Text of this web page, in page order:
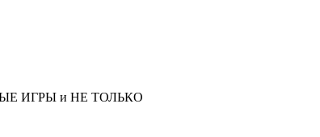
ИГРЫ и НЕ ТОЛЬКО